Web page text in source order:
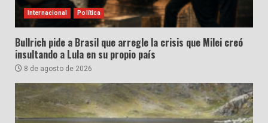
Internacional Política
Bullrich pide a Brasil que arregle la crisis que Milei creó
insultando a Lula en su propio país
8 de agosto de 2026